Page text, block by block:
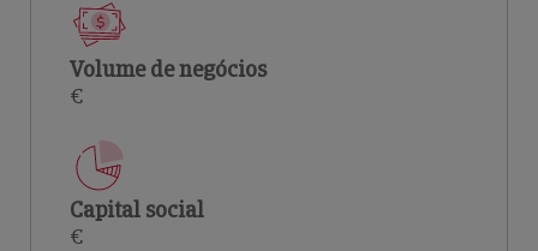
Volume de negócios
€
Capital social
€